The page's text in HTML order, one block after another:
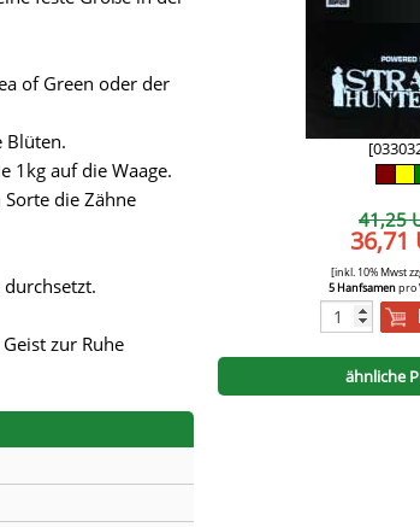
Seeds
Söllner - Vadda's Marijuanabam
of Green oder der
Blüten.
1kg auf die Waage.
die Zähne
zur Ruhe
41,25
36,71
[inkl. 10% Mwst
5 Hanfsamenpro
ähnliche